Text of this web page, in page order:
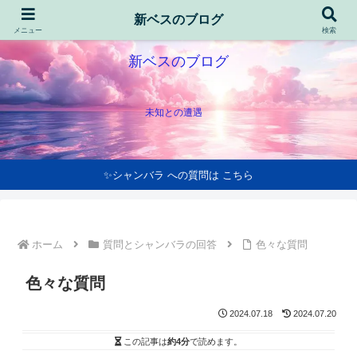
新ベスのブログ
未知との遭遇
✨シャンバラ への質問は こちら
ホーム 質問とシャンバラの回答 色々な質問
色々な質問
2024.07.18 2024.07.20
この記事は約4分で読めます。
メニュー
新ベスのブログ
検索